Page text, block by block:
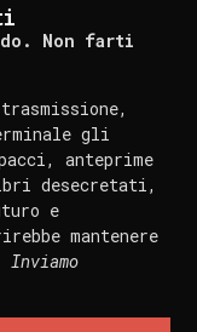
Non farti
gli
anteprime
desecretati,
e
mantenere
Inviamo